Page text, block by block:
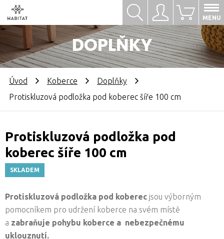
Přihlásit se
DOPLŇKY
0
MENU
Hledat
Úvod Koberce
Doplňky
Protiskluzová podložka pod koberec šíře 100 cm
Protiskluzová podložka pod
koberec šíře 100 cm
SKLADEM
Protiskluzová podložka pod koberec jsou výborným
pomocníkem pro udržení koberce na svém místě
a zabraňuje pohybu koberce a nebezpečnému
uklouznutí.